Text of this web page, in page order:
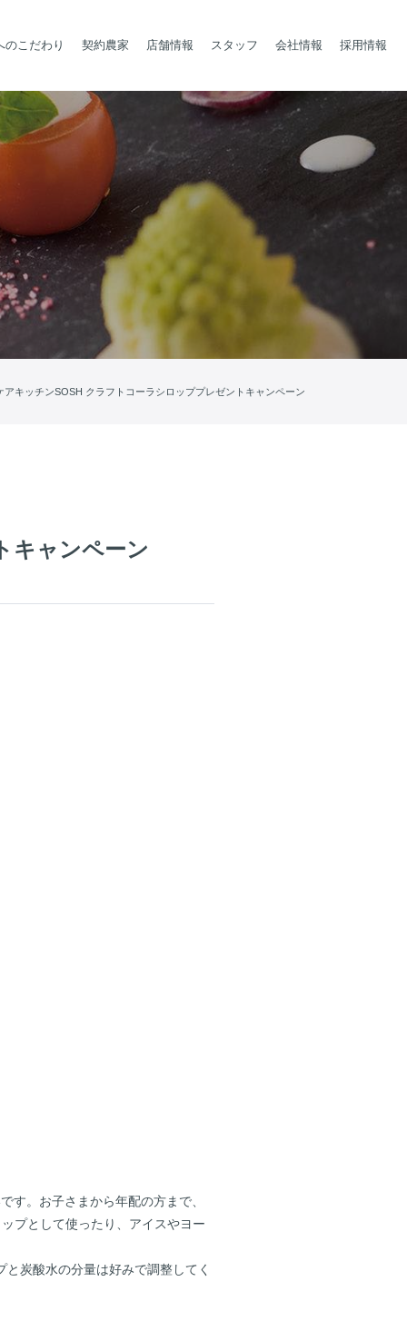
のこだわり 契約農家 店舗情報 スタッフ 会社情報 採用情報
アキッチンSOSH クラフトコーラシロッププレゼントキャンペーン
キャンペーン
す。お子さまから年配の方まで、
プとして使ったり、アイスやヨー
炭酸水の分量は好みで調整してく